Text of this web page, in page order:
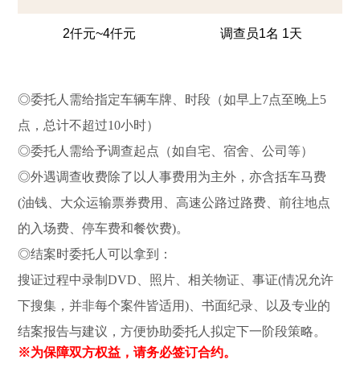
2仟元~4仟元 调查员1名 1天
◎委托人需给指定车辆车牌、时段（如早上7点至晚上5
点，总计不超过10小时）
◎委托人需给予调查起点（如自宅、宿舍、公司等）
◎外遇调查收费除了以人事费用为主外，亦含括车马费
(油钱、大众运输票券费用、高速公路过路费、前往地点
的入场费、停车费和餐饮费)。
◎结案时委托人可以拿到：
搜证过程中录制DVD、照片、相关物证、事证(情况允许
下搜集，并非每个案件皆适用)、书面纪录、以及专业的
结案报告与建议，方便协助委托人拟定下一阶段策略。
※为保障双方权益，请务必签订合约。